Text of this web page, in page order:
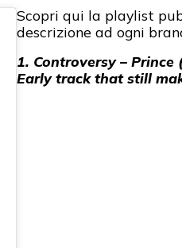
Scopri qui la playlist
descrizione ad ogni
1. Controversy – Prince
Early track that still